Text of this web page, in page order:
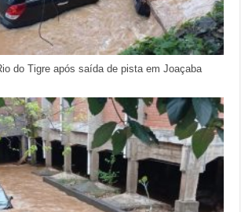
do Tigre após saída de pista em Joaçaba